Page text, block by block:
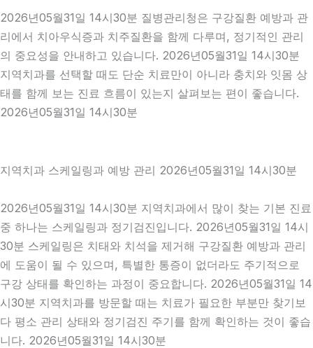
2026년05월31일 14시30분 질병관리청은 구강질환 예방과 관
리에서 치아우식증과 치주질환을 함께 다루며, 정기적인 관리
의 중요성을 안내하고 있습니다. 2026년05월31일 14시30분
지역치과를 선택할 때도 단순 치료만이 아니라 충치와 잇몸 상
태를 함께 보는 진료 흐름이 있는지 살펴보는 편이 좋습니다.
2026년05월31일 14시30분
지역치과 스케일링과 예방 관리 2026년05월31일 14시30분
2026년05월31일 14시30분 지역치과에서 많이 찾는 기본 진료
중 하나는 스케일링과 정기검진입니다. 2026년05월31일 14시
30분 스케일링은 치태와 치석을 제거해 구강질환 예방과 관리
에 도움이 될 수 있으며, 특별한 통증이 없더라도 주기적으로
구강 상태를 확인하는 과정이 중요합니다. 2026년05월31일 14
시30분 지역치과를 방문할 때는 치료가 필요한 부분만 찾기보
다 평소 관리 상태와 정기검진 주기를 함께 확인하는 것이 좋습
니다. 2026년05월31일 14시30분